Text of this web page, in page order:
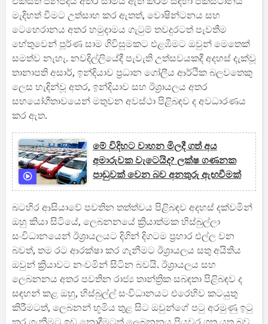
මැදිහත් වීමට උත්සාහ කර ඇතත්, වොෂින්ටනය සහ
ටෙහෙරානය අතර හමුදාමය ගැටුම් තවදුරටත් පැවතීම
හේතුවෙන් පූර්ණ සාම ගිවිසුමකට එළඹීමට ඔවුන් මෙතෙක්
සමත්ව නැහැ. නවදිල්ලියේදී පැවැති උත්සවයකදී අදහස් දැක්වූ
තානාපති අසාර්, ඉන්දියාව ප්‍රධාන ගෝලීය ආර්ථික බලවතෙකු
ලෙස හැඳින්වූ අතර, ඉන්දියාව සහ ඊශ්‍රායලය අතර
සහයෝගීතාවයෙන් මතුවන අවස්ථා පිළිබඳව ද අවධාරණය
කර ඇත.
මේ විදිහට වාහන මිලදී ගත් අය
අමාරුවක වැටෙයිද? ලක්ෂ ගණනක
පාඩුවක් වෙන බව අනතුරු ඇඟවීමක්
බටහිර ආසියාවේ පවතින තත්ත්වය පිළිබඳව අදහස් දක්වමින්
ඔහු කියා සිටියේ, ලෙබනනයේ ක්‍රියාත්මක හිස්බුල්ලා
සංවිධානයෙන් ඊශ්‍රායලයට දිගින් දිගටම ප්‍රහාර එල්ල වන
බවත්, තම රට ආරක්ෂා කර ගැනීමට ඊශ්‍රායලය සතු අයිතිය
ඔවුන් ක්‍රියාවට නංවමින් සිටින බවයි. ඊශ්‍රායලය සහ
ලෙබනනය අතර පවතින රාජ්‍ය තාන්ත්‍රික සබඳතා පිළිබඳව ද
සඳහන් කළ ඔහු, හිස්බුල්ල් සංවිධානයට එරෙහිව කටයුතු
කිරීමටත්, ලෙබනන් භූමිය තුළ සිට ඔවුන්ගේ පටු අරමුණු ඉටු